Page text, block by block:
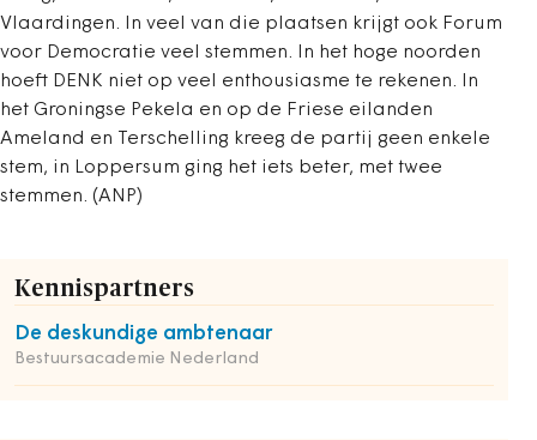
Vlaardingen. In veel van die plaatsen krijgt ook Forum
voor Democratie veel stemmen. In het hoge noorden
hoeft DENK niet op veel enthousiasme te rekenen. In
het Groningse Pekela en op de Friese eilanden
Ameland en Terschelling kreeg de partij geen enkele
stem, in Loppersum ging het iets beter, met twee
stemmen. (ANP)
Kennispartners
De deskundige ambtenaar
Bestuursacademie Nederland